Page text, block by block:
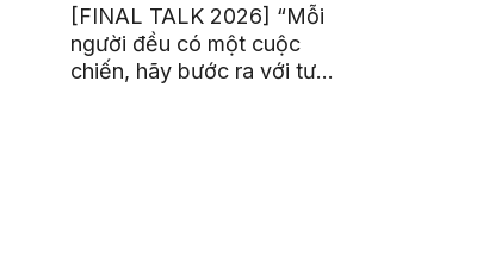
[FINAL TALK 2026] “Mỗi
người đều có một cuộc
chiến, hãy bước ra với tư